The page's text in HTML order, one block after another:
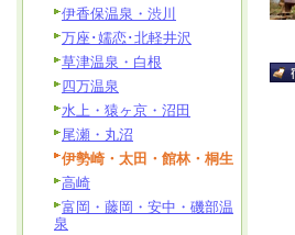
伊香保温泉・渋川
万座･嬬恋･北軽井沢
草津温泉・白根
四万温泉
水上・猿ヶ京・沼田
尾瀬・丸沼
伊勢崎・太田・館林・桐生
高崎
富岡・藤岡・安中・磯部温
泉